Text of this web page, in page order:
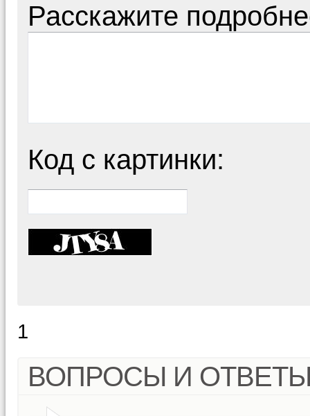
Расскажите
Код с картинки:
1
ВОПРОСЫ И